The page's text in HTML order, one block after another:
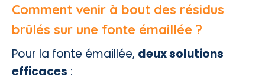
Comment venir à bout des résidus
brûlés sur une fonte émaillée ?
Pour la fonte émaillée, deux solutions
efficaces :